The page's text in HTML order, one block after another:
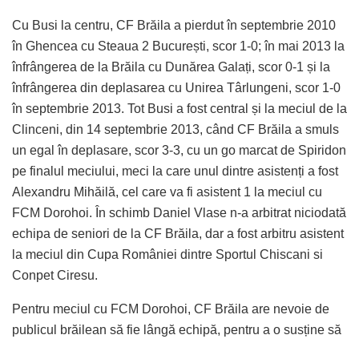
Cu Busi la centru, CF Brăila a pierdut în septembrie 2010
în Ghencea cu Steaua 2 București, scor 1-0; în mai 2013 la
înfrângerea de la Brăila cu Dunărea Galați, scor 0-1 și la
înfrângerea din deplasarea cu Unirea Târlungeni, scor 1-0
în septembrie 2013. Tot Busi a fost central și la meciul de la
Clinceni, din 14 septembrie 2013, când CF Brăila a smuls
un egal în deplasare, scor 3-3, cu un go marcat de Spiridon
pe finalul meciului, meci la care unul dintre asistenți a fost
Alexandru Mihăilă, cel care va fi asistent 1 la meciul cu
FCM Dorohoi. În schimb Daniel Vlase n-a arbitrat niciodată
echipa de seniori de la CF Brăila, dar a fost arbitru asistent
la meciul din Cupa României dintre Sportul Chiscani si
Conpet Ciresu.
Pentru meciul cu FCM Dorohoi, CF Brăila are nevoie de
publicul brăilean să fie lângă echipă, pentru a o susține să